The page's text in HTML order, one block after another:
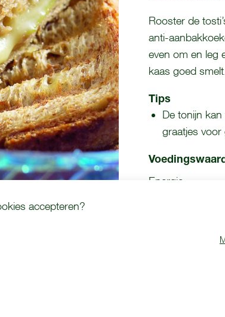
accepteren?
Rooster de
anti-
even om en leg
kaas goed smelt.
Tips
De tonijn
graatjes voor
Energie